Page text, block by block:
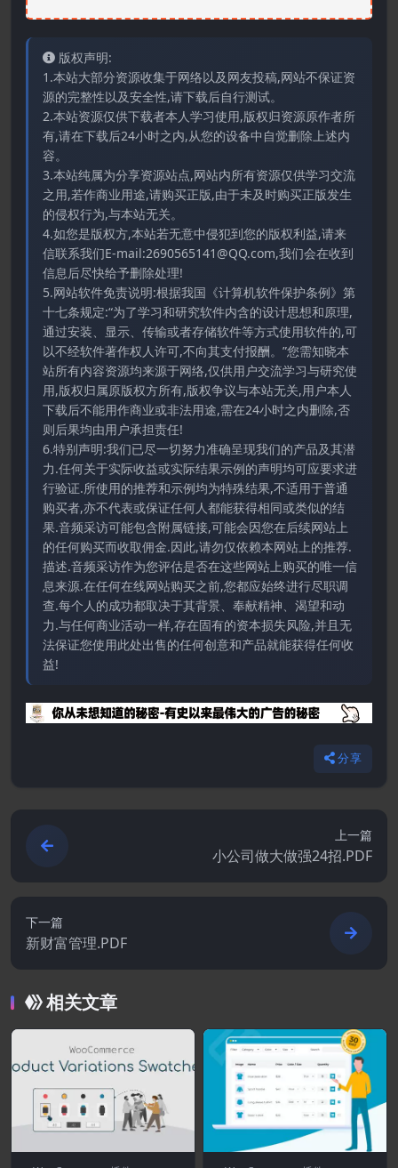
版权声明:
1.本站大部分资源收集于网络以及网友投稿,网站不保证资
源的完整性以及安全性,请下载后自行测试。
2.本站资源仅供下载者本人学习使用,版权归资源原作者所
有,请在下载后24小时之内,从您的设备中自觉删除上述内
容。
3.本站纯属为分享资源站点,网站内所有资源仅供学习交流
之用,若作商业用途,请购买正版,由于未及时购买正版发生
的侵权行为,与本站无关。
4.如您是版权方,本站若无意中侵犯到您的版权利益,请来
信联系我们E-mail:2690565141@QQ.com,我们会在收到
信息后尽快给予删除处理!
5.网站软件免责说明:根据我国《计算机软件保护条例》第
十七条规定:“为了学习和研究软件内含的设计思想和原理,
通过安装、显示、传输或者存储软件等方式使用软件的,可
以不经软件著作权人许可,不向其支付报酬。”您需知晓本
站所有内容资源均来源于网络,仅供用户交流学习与研究使
用,版权归属原版权方所有,版权争议与本站无关,用户本人
下载后不能用作商业或非法用途,需在24小时之内删除,否
则后果均由用户承担责任!
6.特别声明:我们已尽一切努力准确呈现我们的产品及其潜
力.任何关于实际收益或实际结果示例的声明均可应要求进
行验证.所使用的推荐和示例均为特殊结果,不适用于普通
购买者,亦不代表或保证任何人都能获得相同或类似的结
果.音频采访可能包含附属链接,可能会因您在后续网站上
的任何购买而收取佣金.因此,请勿仅依赖本网站上的推荐.
描述.音频采访作为您评估是否在这些网站上购买的唯一信
息来源.在任何在线网站购买之前,您都应始终进行尽职调
查.每个人的成功都取决于其背景、奉献精神、渴望和动
力.与任何商业活动一样,存在固有的资本损失风险,并且无
法保证您使用此处出售的任何创意和产品就能获得任何收
益!
分享
上一篇
小公司做大做强24招.PDF
下一篇
新财富管理.PDF
相关文章